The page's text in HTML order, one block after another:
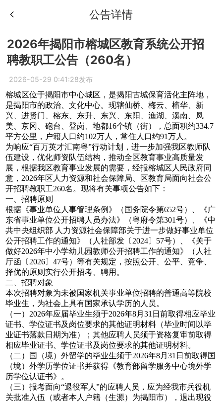
公告详情
2026年揭阳市榕城区教育系统公开招
聘教职工公告（260名）
2026-05-29 0:41:28发布
榕城区位于揭阳市中心城区，是揭阳古城保育活化主阵地，
是揭阳市的政治、文化中心。现辖仙桥、梅云、榕华、新
兴、进贤门、榕东、东升、东兴、东阳、渔湖、溪南、凤
美、京冈、砲台、登岗、地都16个镇（街），总面积约334.7
平方公里，户籍人口约102万人，常住人口约91万人。
为响应“百万英才汇南粤”行动计划，进一步加强我区教师队
伍建设，优化师资队伍结构，推动全区教育事业高质量发
展，根据我区教育事业发展的需要，经报榕城区人民政府同
意，2026年区人力资源和社会保障局、区教育局面向社会公
开招聘教职工260名。现将有关事项公告如下：
一、招聘原则
根据《事业单位人事管理条例》（国务院令第652号）、《广
东省事业单位公开招聘人员办法》（粤府令第301号）、《中
共中央组织部 人力资源社会保障部关于进一步做好事业单位
公开招聘工作的通知》（人社部发〔2024〕57号）、《关于
做好2026年中小学幼儿园教师公开招聘工作的通知》（人社
厅函〔2026〕47号）等有关规定，按照公开、公平、竞争、
择优的原则实行公开招考、聘用。
二、招聘对象
本次招聘对象为未被国家机关事业单位招聘的普通高等院校
毕业生，为社会上具有国家承认学历的人员。
（一）2026年应届毕业生须于2026年8月31日前取得相应毕业
证书、学位证书及岗位要求的其他证明材料（毕业时间以毕
业证书落款日期为准）；其他应聘人员须于资格复审前取得
相应毕业证书、学位证书及岗位要求的其他证明材料。
（二）国（境）外留学的毕业生须于2026年8月31日前取得国
（境）外学历学位证书并获得《教育部留学服务中心境外学
历学位认证书》。
（三）报考面向“退役军人”的应聘人员，应为经我市兵役机
关批准入伍（或者本人户籍（生源）为揭阳市），退出现役